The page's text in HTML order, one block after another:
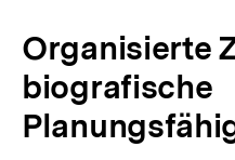
Organisierte
biografische